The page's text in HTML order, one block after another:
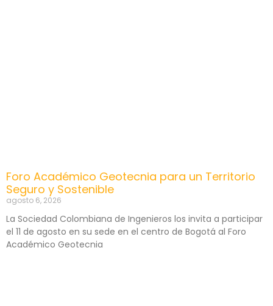
Foro Académico Geotecnia para un Territorio
Seguro y Sostenible
agosto 6, 2026
La Sociedad Colombiana de Ingenieros los invita a participar
el 11 de agosto en su sede en el centro de Bogotá al Foro
Académico Geotecnia